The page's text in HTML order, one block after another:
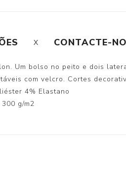
CONTACTE-
Um bolso no peito e dois
com velcro. Cortes
4% Elastano
300 g/m2